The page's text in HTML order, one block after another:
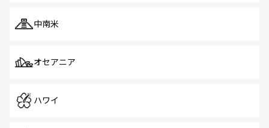
中南米
オセアニア
ハワイ